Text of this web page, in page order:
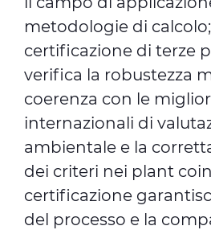
metodologie di
certificazione di terze
verifica la robustezza
coerenza con le
internazionali di
ambientale e la
dei criteri nei plant
certificazione
del processo e la